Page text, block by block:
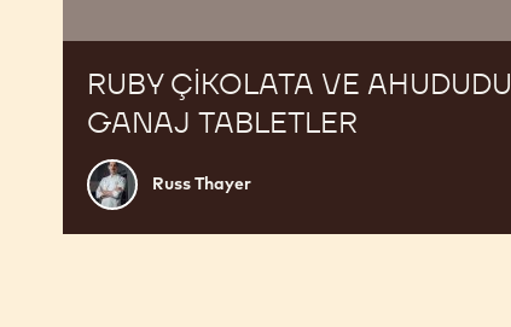
RUBY ÇIKOLATA VE AHUDUDU
GANAJ TABLETLER
Russ
Thayer
Russ Thayer